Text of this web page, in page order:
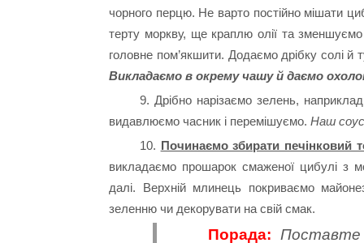
чорного перцю. Не варто постійно мішати
терту моркву, ще краплю олії та
головне пом’якшити. Додаємо дрібку солі й
Викладаємо в окрему чашу й даємо
9. Дрібно нарізаємо зелень,
видавлюємо часник і перемішуємо.Наш
10. Починаємо збирати печінковий
викладаємо прошарок смаженої цибулі з
далі. Верхній млинець покриваємо
зеленню чи декорувати на свій смак.
Порада:
Поставте